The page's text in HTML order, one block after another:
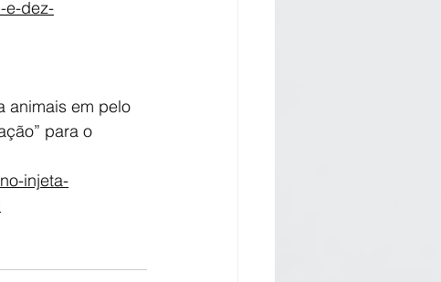
e-dez-
animais em pelo
para o
injeta-